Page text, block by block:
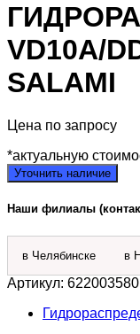
VD10A/
SALAMI
Цена по запросу
*актуальную
Уточнить наличие
Наши филиалы
в Челябинске в
Артикул: 622003580